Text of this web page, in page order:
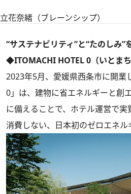
立花奈緒（ブレーンシップ）
“サステナビリティ”と“たのしみ”
◆ITOMACHI HOTEL 0（いとまち
2023年5⽉、愛媛県⻄条市に開業
0」は、建物に省エネルギーと創
に備えることで、ホテル運営で
消費しない、⽇本初のゼロエネル